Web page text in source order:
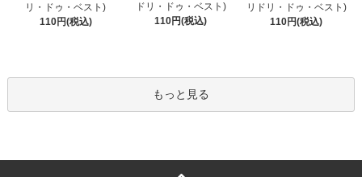
リ・ドゥ・ベスト)
110円(税込)
ドリ・ドゥ・ベスト)
110円(税込)
リドリ・ドゥ・ベスト)
110円(税込)
もっと見る